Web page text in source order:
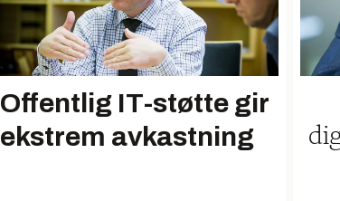
Offentlig IT-støtte gir
ekstrem avkastning